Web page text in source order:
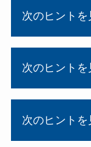
次のヒントを
次のヒントを
次のヒントを